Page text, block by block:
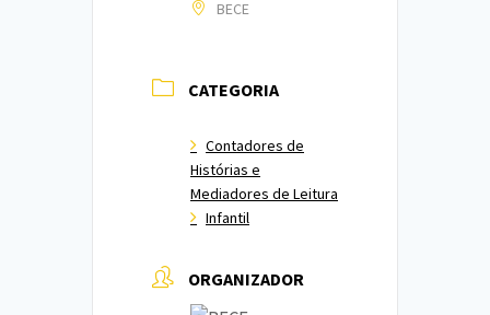
BECE
CATEGORIA
Contadores de
Histórias e
Mediadores de Leitura
Infantil
ORGANIZADOR